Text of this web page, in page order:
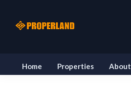
Home Properties About